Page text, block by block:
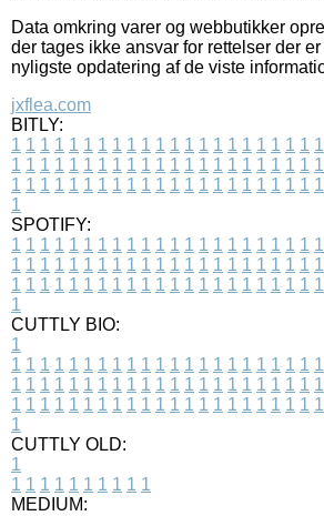
Data omkring varer og webbutikker
der tages ikke ansvar for rettelser der
nyligste opdatering af de viste
jxflea.com
BITLY:
1 1 1 1 1 1 1 1 1 1 1 1 1 1 1 1 1 1 1 1 1 1
1 1 1 1 1 1 1 1 1 1 1 1 1 1 1 1 1 1 1 1 1 1
1 1 1 1 1 1 1 1 1 1 1 1 1 1 1 1 1 1 1 1 1 1
1
SPOTIFY:
1 1 1 1 1 1 1 1 1 1 1 1 1 1 1 1 1 1 1 1 1 1
1 1 1 1 1 1 1 1 1 1 1 1 1 1 1 1 1 1 1 1 1 1
1 1 1 1 1 1 1 1 1 1 1 1 1 1 1 1 1 1 1 1 1 1
1
CUTTLY BIO:
1
1 1 1 1 1 1 1 1 1 1 1 1 1 1 1 1 1 1 1 1 1 1
1 1 1 1 1 1 1 1 1 1 1 1 1 1 1 1 1 1 1 1 1 1
1 1 1 1 1 1 1 1 1 1 1 1 1 1 1 1 1 1 1 1 1 1
1
CUTTLY OLD:
1
1 1 1 1 1 1 1 1 1 1
MEDIUM: